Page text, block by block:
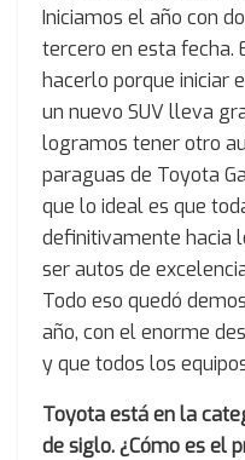
Iniciamos el año con
tercero en esta fecha.
hacerlo porque iniciar
un nuevo SUV lleva
logramos tener otro
paraguas de Toyota
que lo ideal es que
definitivamente hacia
ser autos de
Todo eso quedó
año, con el enorme
y que todos los
Toyota está en la
de siglo. ¿Cómo es el